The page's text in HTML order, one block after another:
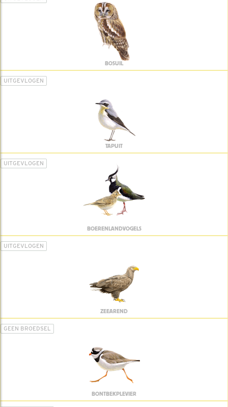
BOSUIL
UITGEVLOGEN
TAPUIT
UITGEVLOGEN
BOERENLANDVOGELS
UITGEVLOGEN
ZEEAREND
GEEN BROEDSEL
BONTBEKPLEVIER